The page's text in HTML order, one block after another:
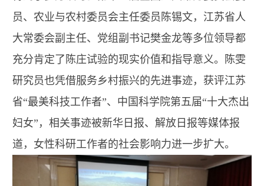
员、农业与农村委员会主任委员陈锡文，江苏省人
大常委会副主任、党组副书记樊金龙等多位领导都
充分肯定了陈庄试验的现实价值和指导意义。陈雯
研究员也凭借服务乡村振兴的先进事迹，获评江苏
省“最美科技工作者”、中国科学院第五届“十大杰出
妇女”，相关事迹被新华日报、解放日报等媒体报
道，女性科研工作者的社会影响力进一步扩大。